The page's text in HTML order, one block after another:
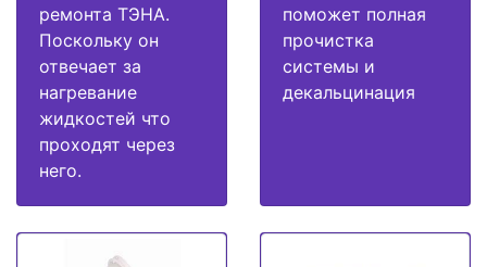
ремонта ТЭНА.
Поскольку он
отвечает за
нагревание
жидкостей что
проходят через
него.
поможет полная
прочистка
системы и
декальцинация